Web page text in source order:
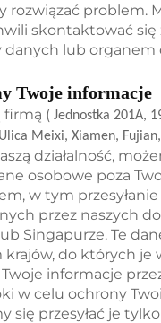
rozwiązać problem.
skontaktować się
lub organem
Twoje informacje
firmą ( Jednostka 201A,
Meixi, Xiamen, Fujian,
działalność,
osobowe poza
w tym
przez naszych
Singapurze. Te
do których je
informacje
w celu ochrony
się przesyłać je